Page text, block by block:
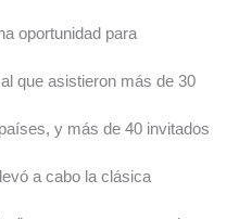
oportunidad para
que asistieron más de 30
y más de 40 invitados
a cabo la clásica